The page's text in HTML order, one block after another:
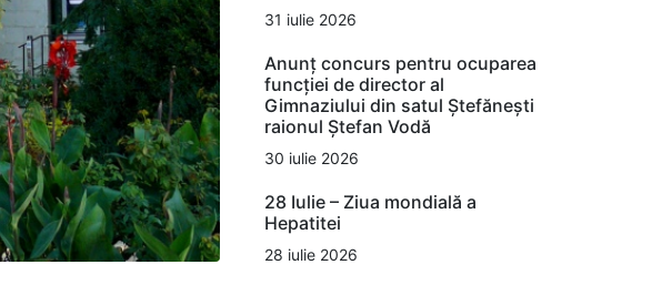
31 iulie 2026
Anunț concurs pentru ocuparea
funcției de director al
Gimnaziului din satul Ștefănești
raionul Ștefan Vodă
30 iulie 2026
28 Iulie – Ziua mondială a
Hepatitei
28 iulie 2026